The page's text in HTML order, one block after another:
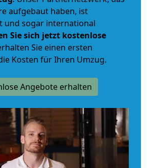
aufgebaut haben, ist
und sogar international
Sie sich jetzt kostenlose
Sie einen ersten
Kosten für Ihren Umzug.
Angebote erhalten